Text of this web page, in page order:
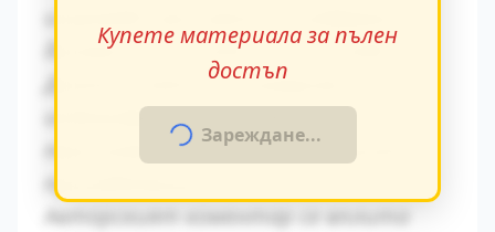
динамични и статични епизоди.
Диалогичната реч разкрива
индивидуалните особености на
персонажите и тяхната социална
принадлежност.
Авторският коментар се вплита
Купете материала за пълен
достъп
Зареждане...